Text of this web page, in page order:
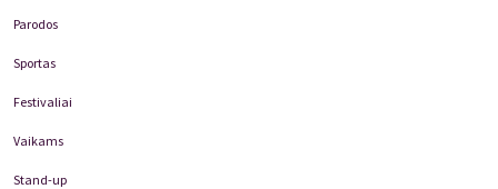
Lietuvą, būdama Lietuvos muzikų sąjungos nare.
Parodos
Sportas
Festivaliai
Vaikams
Stand-up